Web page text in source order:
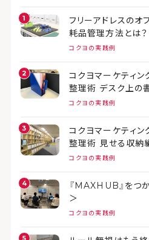
フリーアドレスのオ
耗品管理方法とは？
コクヨの実践例
コクヨマーケティン
整理術 デスク上の
コクヨの実践例
コクヨマーケティン
整理術 見せる収納
コクヨの実践例
『MAXHUB』をつ
＞
コクヨの実践例